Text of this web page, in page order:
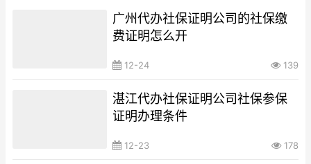
广州代办社保证明公司的社保缴
费证明怎么开
12-24 139
湛江代办社保证明公司社保参保
证明办理条件
12-23 178